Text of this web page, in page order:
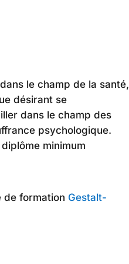
le champ de la santé,
désirant se
dans le champ des
psychologique.
minimum
de formation Gestalt-